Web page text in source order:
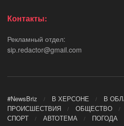
Контакты:
Рекламный отдел:
sip.redactor@gmail.com
#NewsBriz В ХЕРСОНЕ В
ПРОИСШЕСТВИЯ
ОБЩЕСТВО
СПОРТ
АВТОТЕМА ПОГОДА